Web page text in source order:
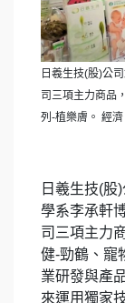
日羲生技(股)公
司三項主力商品
列-植樂膚。 經
日羲生技(股
學系李承軒
司三項主力
健-勁鶴、寵
業研發與產
來運用獨家